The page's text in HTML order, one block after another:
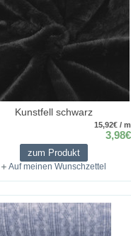
Kunstfell schwarz
15,92€ / m
3,98€
zum Produkt
Auf meinen Wunschzettel